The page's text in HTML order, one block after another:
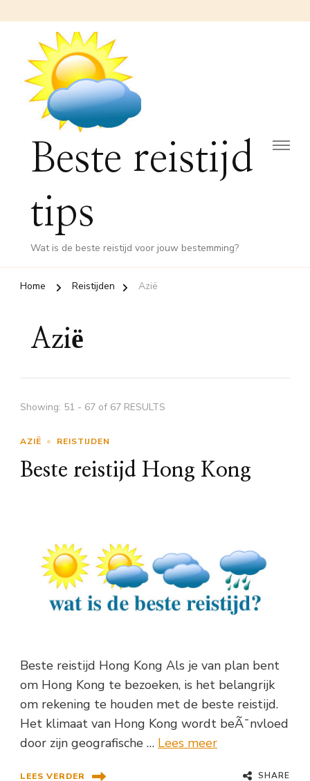
Beste reistijd
tips
Wat is de beste reistijd voor jouw bestemming?
Home Reistijden Azië
Azië
Showing: 51 - 67 of 67 RESULTS
AZIË REISTIJDEN
Beste reistijd Hong Kong
Beste reistijd Hong Kong Als je van plan bent
om Hong Kong te bezoeken, is het belangrijk
om rekening te houden met de beste reistijd.
Het klimaat van Hong Kong wordt beÃ¯nvloed
door zijn geografische … Lees meer
LEES VERDER SHARE